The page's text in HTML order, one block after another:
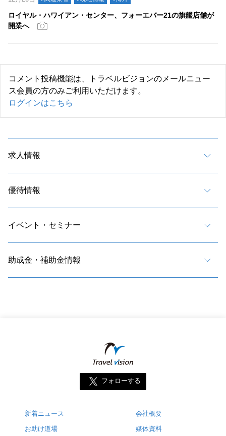
ロイヤル・ハワイアン・センター、フォーエバー21の旗艦店舗が
開業へ
コメント投稿機能は、トラベルビジョンのメールニュー
ス会員の方のみご利用いただけます。
ログインはこちら
求人情報
優待情報
イベント・セミナー
助成金・補助金情報
フォローする
新着ニュース
お助け道場
会社概要
媒体資料